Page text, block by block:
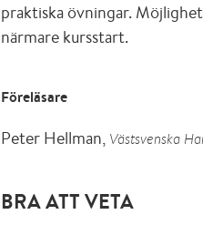
praktiska övningar.
närmare kursstart.
Föreläsare
Peter Hellman, Västsvenska
BRA ATT VETA